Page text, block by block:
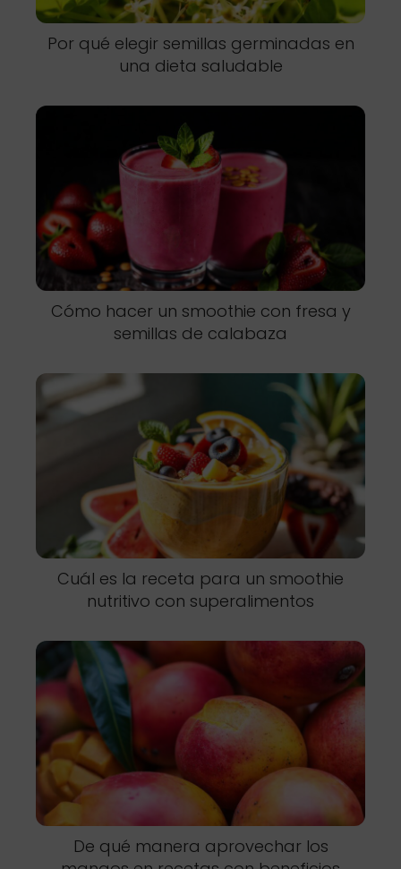
Por qué elegir semillas germinadas en
una dieta saludable
Cómo hacer un smoothie con fresa y
semillas de calabaza
Cuál es la receta para un smoothie
nutritivo con superalimentos
De qué manera aprovechar los